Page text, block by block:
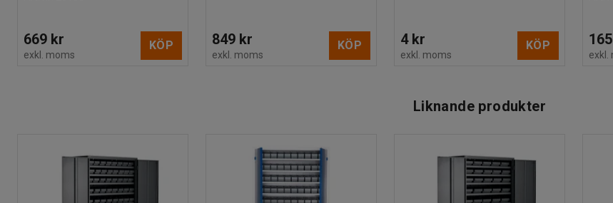
669 kr
exkl. moms
KÖP 849 kr
exkl. moms
KÖP 4 kr
exkl. moms
KÖP
exkl.
Liknande produkter